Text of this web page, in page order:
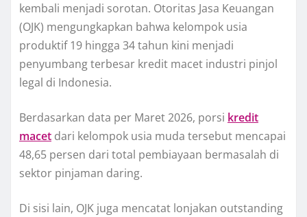
kembali menjadi sorotan. Otoritas Jasa Keuangan
(OJK) mengungkapkan bahwa kelompok usia
produktif 19 hingga 34 tahun kini menjadi
penyumbang terbesar kredit macet industri pinjol
legal di Indonesia.
Berdasarkan data per Maret 2026, porsi kredit
macet dari kelompok usia muda tersebut mencapai
48,65 persen dari total pembiayaan bermasalah di
sektor pinjaman daring.
Di sisi lain, OJK juga mencatat lonjakan outstanding